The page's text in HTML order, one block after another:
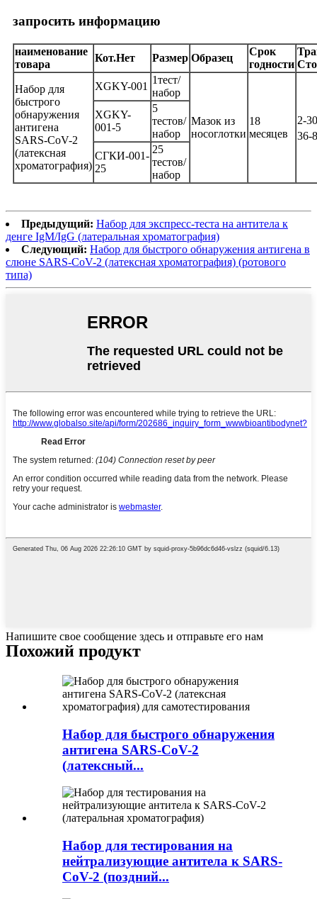
запросить информацию
наименование
товара
Кот.Нет Размер Образец
Срок
годности
Набор для
быстрого
обнаружения
антигена
SARS-CoV-2
(латексная
хроматография)
XGKY-001
1тест/
набор
Мазок из
носоглотки
18
месяцев
2-
36-
XGKY-
001-5
5
тестов/
набор
СГКИ-001-
25
25
тестов/
набор
Предыдущий: Набор для экспресс-теста на антитела к
денге IgM/IgG (латеральная хроматография)
Следующий: Набор для быстрого обнаружения антигена в
слюне SARS-CoV-2 (латексная хроматография) (ротового
типа)
Напишите свое сообщение здесь и отправьте его нам
Похожий продукт
Набор для быстрого обнаружения
антигена SARS-CoV-2
(латексный...
Набор для тестирования на
нейтрализующие антитела к SARS-
CoV-2 (поздний...